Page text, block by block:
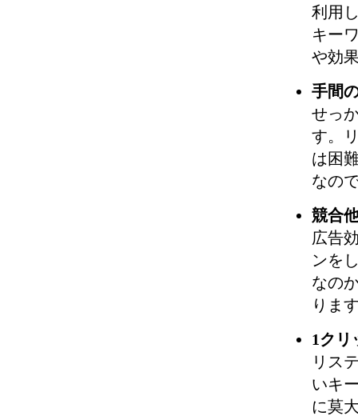
利用
キー
や効
手間
せっ
す。
は困
なの
競合
広告
ンを
なの
りま
1クリ
リス
いキ
に莫